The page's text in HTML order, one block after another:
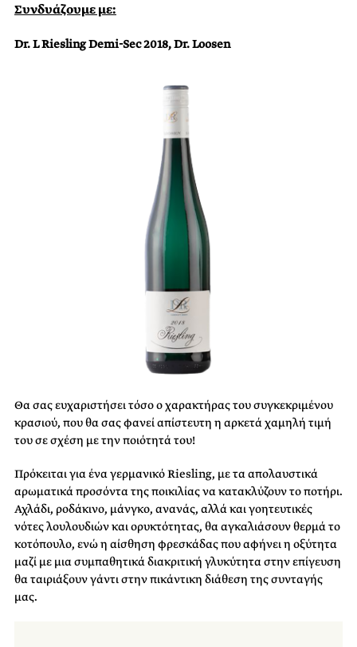
Συνδυάζουμε με:
Dr. L Riesling Demi-Sec 2018, Dr. Loosen
Θα σας ευχαριστήσει τόσο ο χαρακτήρας του συγκεκριμένου
κρασιού, που θα σας φανεί απίστευτη η αρκετά χαμηλή τιμή
του σε σχέση με την ποιότητά του!
Πρόκειται για ένα γερμανικό Riesling, με τα απολαυστικά
αρωματικά προσόντα της ποικιλίας να κατακλύζουν το ποτήρι.
Αχλάδι, ροδάκινο, μάνγκο, ανανάς, αλλά και γοητευτικές
νότες λουλουδιών και ορυκτότητας, θα αγκαλιάσουν θερμά το
κοτόπουλο, ενώ η αίσθηση φρεσκάδας που αφήνει η οξύτητα
μαζί με μια συμπαθητικά διακριτική γλυκύτητα στην επίγευση
θα ταιριάξουν γάντι στην πικάντικη διάθεση της συνταγής
μας.